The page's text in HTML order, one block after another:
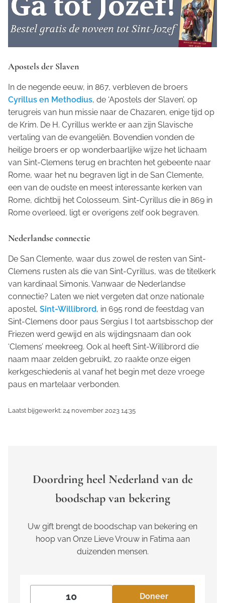
Apostels der Slaven
In de negende eeuw, in 867, verbleven de broers
Cyrillus en Methodius, de ‘Apostels der Slaven’, op
terugreis van hun missie naar de Chazaren, enige tijd op
de Krim. De H. Cyrillus werkte er aan zijn Slavische
vertaling van de evangeliën. Bovendien vonden de
heilige broers er op wonderbaarlijke wijze het lichaam
van Sint-Clemens terug en brachten het gebeente naar
Rome, waar het nu begraven ligt in de San Clemente,
een van de oudste en meest interessante kerken van
Rome, dichtbij het Colosseum. Sint-Cyrillus die in 869 in
Rome overleed, ligt er overigens zelf ook begraven.
Nederlandse connectie
De San Clemente, waar dus zowel de resten van Sint-
Clemens rusten als die van Sint-Cyrillus, was de titelkerk
van kardinaal Simonis. Vanwaar de Nederlandse
connectie? Laten we niet vergeten dat onze nationale
apostel, Sint-Willibrord, in 695 rond de feestdag van
Sint-Clemens door paus Sergius I tot aartsbisschop der
Friezen werd gewijd en als wijdingsnaam dan ook
‘Clemens’ meekreeg. Ook al heeft Sint-Willibrord die
naam maar zelden gebruikt, zo raakte onze eigen
kerkgeschiedenis al vanaf het begin met deze vroege
paus en martelaar verbonden.
Laatst bijgewerkt: 24 november 2023 14:35
Doordring heel Nederland van de
boodschap van bekering
Uw gift brengt de boodschap van bekering en
hoop van Onze Lieve Vrouw in Fatima aan
duizenden mensen.
Doneer